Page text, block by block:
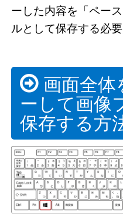
ーした内容を「ペー
ルとして保存する必要
画面全体
ーして画像
保存する方